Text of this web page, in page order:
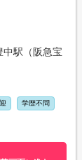
駅（阪急宝
学歴不問